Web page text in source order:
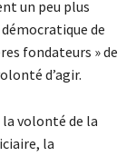
un peu plus
de
fondateurs » de
d’agir.
volonté de la
la